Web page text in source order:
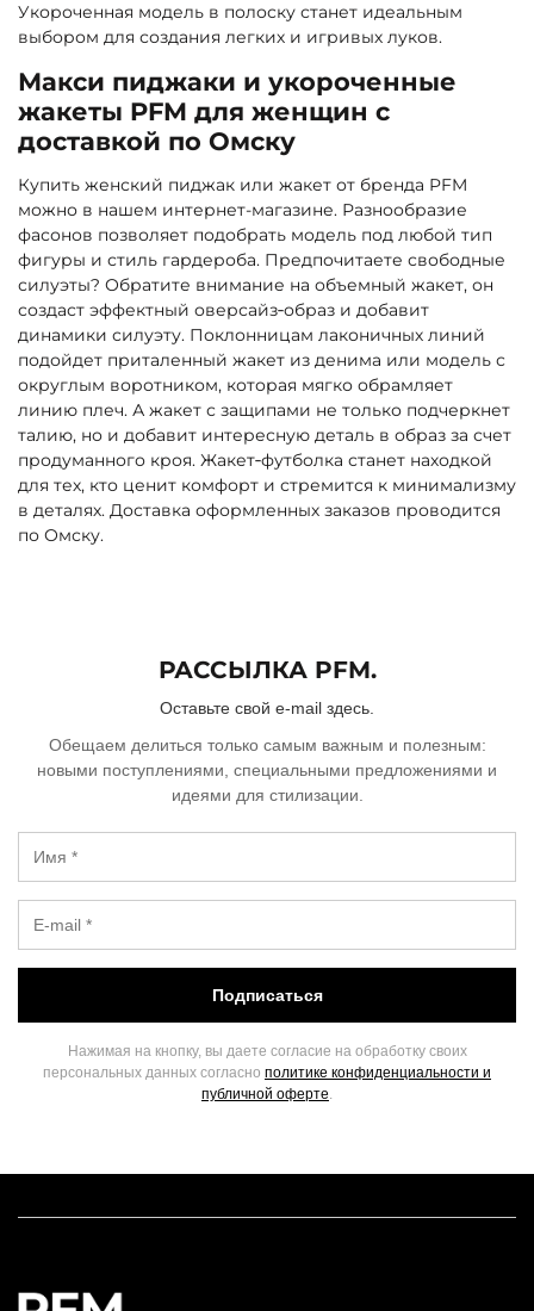
Укороченная модель в полоску станет идеальным
выбором для создания легких и игривых луков.
Макси пиджаки и укороченные
жакеты PFM для женщин с
доставкой по Омску
Купить женский пиджак или жакет от бренда PFM
можно в нашем интернет-магазине. Разнообразие
фасонов позволяет подобрать модель под любой тип
фигуры и стиль гардероба. Предпочитаете свободные
силуэты? Обратите внимание на объемный жакет, он
создаст эффектный оверсайз‑образ и добавит
динамики силуэту. Поклонницам лаконичных линий
подойдет приталенный жакет из денима или модель с
округлым воротником, которая мягко обрамляет
линию плеч. А жакет с защипами не только подчеркнет
талию, но и добавит интересную деталь в образ за счет
продуманного кроя. Жакет‑футболка станет находкой
для тех, кто ценит комфорт и стремится к минимализму
в деталях. Доставка оформленных заказов проводится
по Омску.
РАССЫЛКА PFM.
Оставьте свой e-mail здесь.
Обещаем делиться только самым важным и полезным:
новыми поступлениями, специальными предложениями и
идеями для стилизации.
Подписаться
Нажимая на кнопку, вы даете согласие на обработку своих
персональных данных согласно политике конфиденциальности и
публичной оферте.